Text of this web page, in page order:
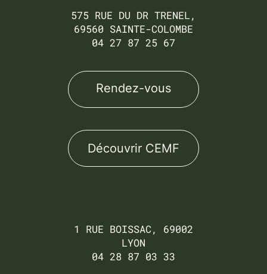
575 RUE DU DR TRENEL,
69560 SAINTE-COLOMBE
04 27 87 25 67
Rendez-vous
Découvrir CEMF
1 RUE BOISSAC, 69002
LYON
04 28 87 03 33